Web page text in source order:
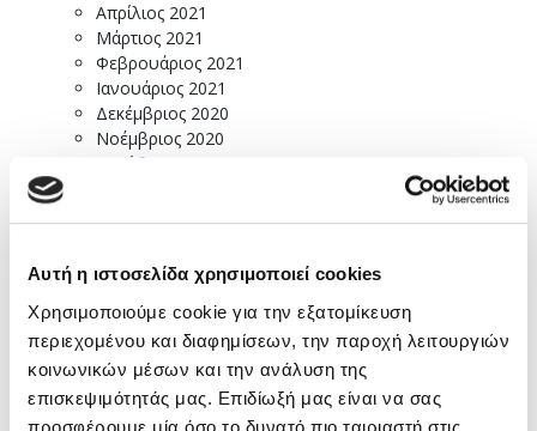
Αυτή η ιστοσελίδα χρησιμοποιεί cookies
Χρησιμοποιούμε cookie για την εξατομίκευση
περιεχομένου και διαφημίσεων, την παροχή λειτουργιών
κοινωνικών μέσων και την ανάλυση της
επισκεψιμότητάς μας. Επιδίωξή μας είναι να σας
προσφέρουμε μία όσο το δυνατό πιο ταιριαστή στις
Απρίλιος 2021
Μάρτιος 2021
Φεβρουάριος 2021
Ιανουάριος 2021
Δεκέμβριος 2020
Νοέμβριος 2020
Οκτώβριος 2020
Ιούνιος 2020
Απρίλιος 2020
Μάρτιος 2020
Φεβρουάριος 2020
Ιανουάριος 2020
Δεκέμβριος 2019